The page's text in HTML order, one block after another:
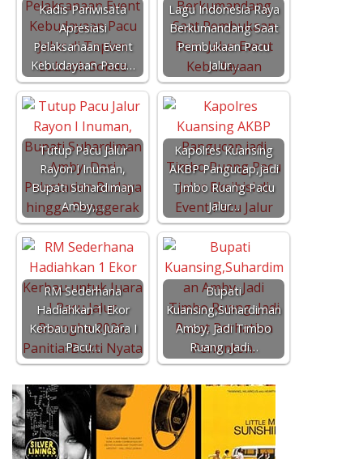
Kadis Pariwisata
Apresiasi
Pelaksanaan Event
Kebudayaan Pacu…
Lagu Indonesia Raya
Berkumandang Saat
Pembukaan Pacu
Jalur…
Tutup Pacu Jalur
Rayon I Inuman,
Bupati Suhardiman
Amby,…
Kapolres Kuansing
AKBP Pangucap,jadi
Timbo Ruang Pacu
Jalur…
RM Sederhana
Hadiahkan 1 Ekor
Kerbau untuk Juara I
Pacu…
Bupati
Kuansing,Suhardiman
Amby, Jadi Timbo
Ruang ,Jadi…